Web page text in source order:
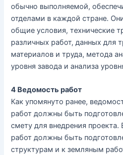
обычно выполняемой,
отделами в каждой стране.
общие условия,технические
различных работ,данных для
материалов и труда, метода
уровня завода и анализа
4 Ведомость работ
Как упомянуто ранее,
работ должны быть
смету для внедрения проекта.
работ должны быть
структурам и к земляным